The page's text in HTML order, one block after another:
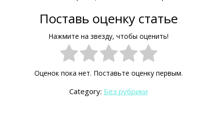
Поставь оценку статье
Нажмите на звезду, чтобы оценить!
Оценок пока нет. Поставьте оценку первым.
Category: Без рубрики